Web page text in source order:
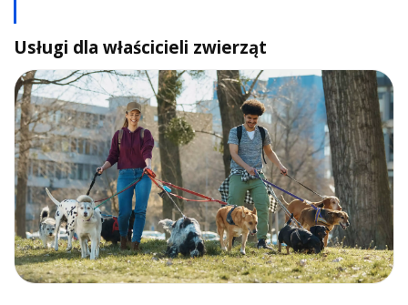
Usługi dla właścicieli zwierząt